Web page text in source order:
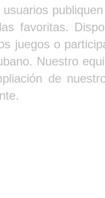
favoritas.
juegos o
Nuestro
de